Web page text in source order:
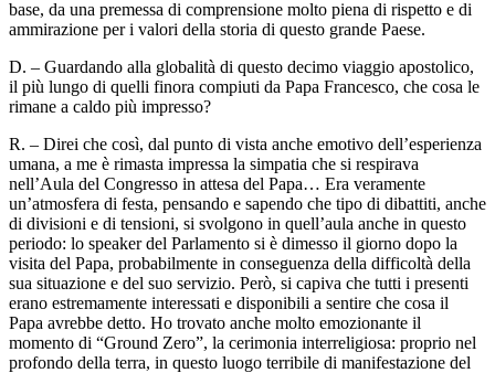
base, da una premessa di comprensione molto piena di rispetto e di
ammirazione per i valori della storia di questo grande Paese.
D. – Guardando alla globalità di questo decimo viaggio apostolico,
il più lungo di quelli finora compiuti da Papa Francesco, che cosa le
rimane a caldo più impresso?
R. – Direi che così, dal punto di vista anche emotivo dell’esperienza
umana, a me è rimasta impressa la simpatia che si respirava
nell’Aula del Congresso in attesa del Papa… Era veramente
un’atmosfera di festa, pensando e sapendo che tipo di dibattiti, anche
di divisioni e di tensioni, si svolgono in quell’aula anche in questo
periodo: lo speaker del Parlamento si è dimesso il giorno dopo la
visita del Papa, probabilmente in conseguenza della difficoltà della
sua situazione e del suo servizio. Però, si capiva che tutti i presenti
erano estremamente interessati e disponibili a sentire che cosa il
Papa avrebbe detto. Ho trovato anche molto emozionante il
momento di “Ground Zero”, la cerimonia interreligiosa: proprio nel
profondo della terra, in questo luogo terribile di manifestazione del